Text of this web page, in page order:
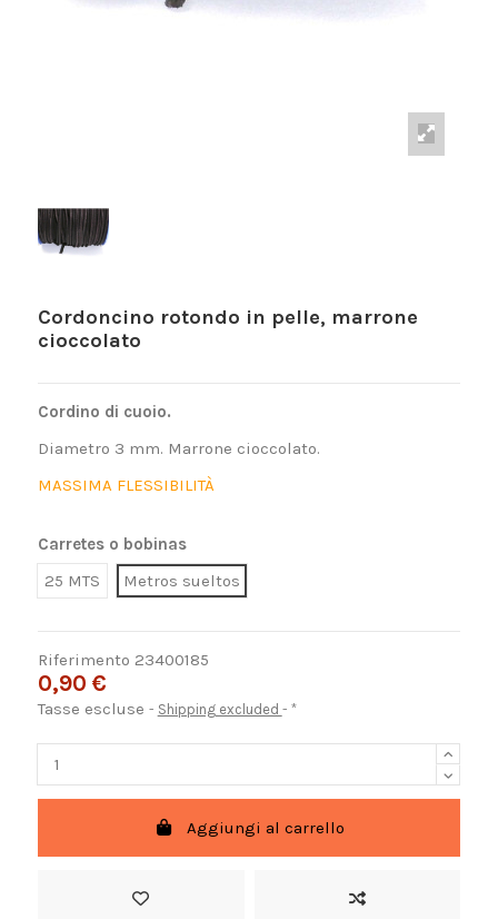
Cordoncino rotondo in pelle, marrone
cioccolato
Cordino di cuoio.
Diametro 3 mm. Marrone cioccolato.
MASSIMA FLESSIBILITÀ
Carretes o bobinas
25 MTS
Metros sueltos
Riferimento 23400185
0,90 €
Tasse escluse Shipping excluded *
Aggiungi al carrello